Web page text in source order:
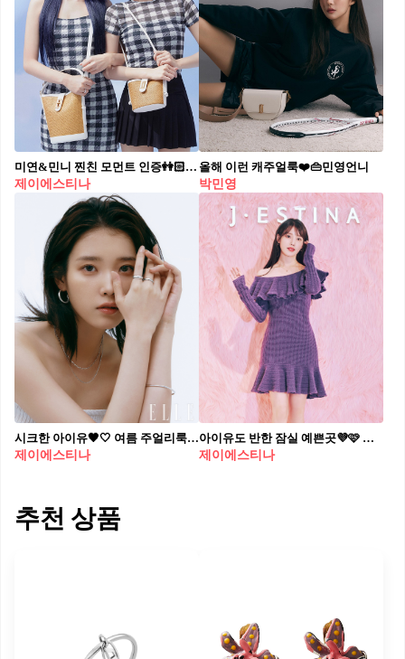
미연&민니 찐친 모먼트 인증👭🏻💙​ 친구야 @찐친룩할래?!❤️ #광고 ​
제이에스티나
올해 이런 캐주얼룩❤️👜민영언니
박민영
시크한 아이유🖤🤍 여름 주얼리룩 제이에스티나💍아이유의 카리스마 넘치는 매력 @멋져✨ #광고 제이에스티나와 뮤즈 아이유가 함께한 유니스(UNIS) 주얼리 화보가 공개되었습니다. 아이유가 선보이는 유니스(UNIS)는 어떠한 경계 없이 누구나 착용할 수 있는 젠더리스 주얼리로 실버 소재의 모던한 디자인이 특징인데요. 화보 속 아이유는 깔끔한 블랙 앤 화이트 착장에 유니스 주얼리를 더해 시크한 매력을 한층 더 배가시키는 스타일링을 완성했습니다. 쿨한 썸머 룩을 완성해 줄 아이템을 찾고 있다면 제이에스티나 유니스 주얼리를 눈여겨보세요.
제이에스티나
아이유도 반한 잠실 예쁜곳💜🩷 홀리데이 팝업스토어🎁🎄@제이에스티나 ~11/22 #광고
제이에스티나
추천 상품